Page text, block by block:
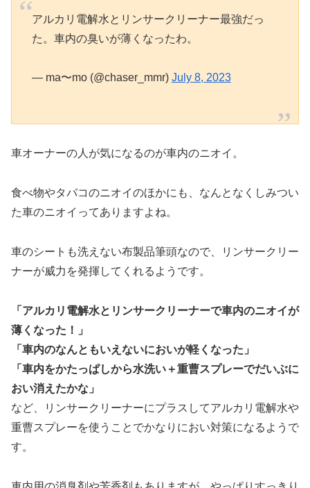
アルカリ電解水とリンサークリーナー最強だっ
た。車内の臭いが薄くなったわ。
— ma〜mo (@chaser_mmr) July 8, 2023
車オーナーの人が気になるのが車内のニオイ。
食べ物やタバコのニオイのほかにも、なんとなくしみつい
た車のニオイってありますよね。
車のシートも洗えない布製品筆頭なので、リンサークリー
ナーが威力を発揮してくれるようです。
「アルカリ電解水とリンサークリーナーで車内のニオイが
薄くなった！」
「車内のなんともいえないにおいが軽くなった」
「車内をかたっぱしから水洗い＋重曹スプレーでだいぶに
おい消えたかな」
など、リンサークリーナーにプラスしてアルカリ電解水や
重曹スプレーを使うことでかなりにおい対策になるようで
す。